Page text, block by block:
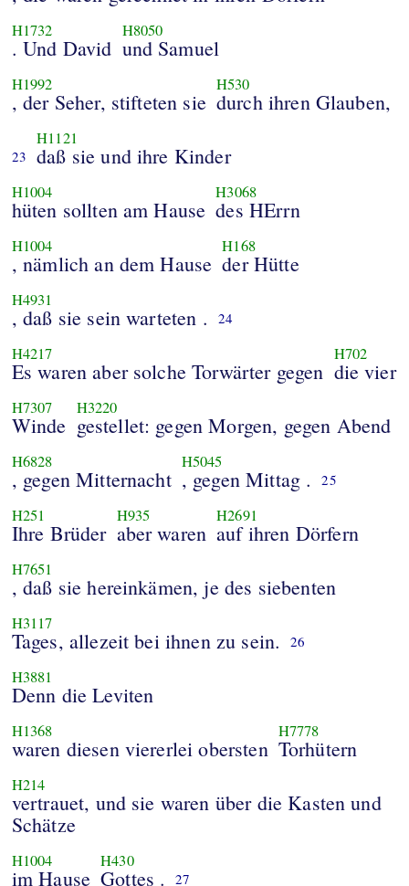
H1732
. Und David
H8050
und Samuel
H1992
, der Seher, stifteten sie
H530
durch ihren Glauben,
23
H1121
daß sie und ihre Kinder
H1004
hüten sollten am Hause
H3068
des HErrn
H1004
, nämlich an dem Hause
H168
der Hütte
H4931
, daß sie sein warteten . 24
H4217
Es waren aber solche Torwärter gegen
H702
die vier
H7307
Winde
H3220
gestellet: gegen Morgen, gegen Abend
H6828
, gegen Mitternacht
H5045
, gegen Mittag . 25
H251
Ihre Brüder
H935
aber waren
H2691
auf ihren Dörfern
H7651
, daß sie hereinkämen, je des siebenten
H3117
Tages, allezeit bei ihnen zu sein. 26
H3881
Denn die Leviten
H1368
waren diesen viererlei obersten
H7778
Torhütern
H214
vertrauet, und sie waren über die Kasten und
Schätze
H1004
im Hause
H430
Gottes . 27